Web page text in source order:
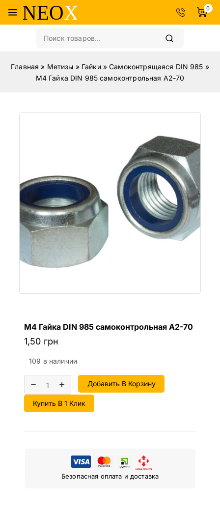
0
Главная » Метизы » Гайки»Самоконтрящаяся DIN 985 »
М4 Гайка DIN 985 самоконтрольная A2-70
М4 Гайка DIN 985 самоконтрольная A2-70
1,50 грн
109 в наличии
Добавить В Корзину
Купить В 1 Клик
Безопасная оплата и доставка